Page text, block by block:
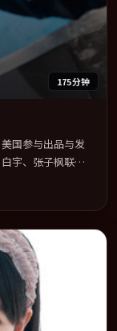
175分钟
国参与出品与发
宇、张子枫联袂
于 2022-07-02 在
中口碑稳健，适合